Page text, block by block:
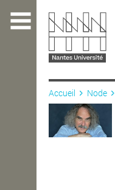
contenu
L'ÉCOLE
Accueil Node